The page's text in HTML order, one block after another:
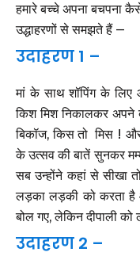
हमारे बच्चे अपना बचपना
उद्धाहरणों से समझते हैं –
उदाहरण 1 –
मां के साथ शॉपिंग के
किश मिश निकालकर अपने
बिकॉज, किस तो मिस !
के उत्सव की बातें सुनकर
सब उन्होंने कहां से सीखा
लड़का लड़की को करता है
बोल गए, लेकिन दीपाली
उदाहरण 2 –